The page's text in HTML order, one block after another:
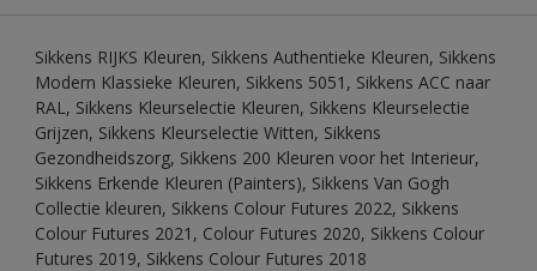
Sikkens RIJKS Kleuren, Sikkens Authentieke Kleuren, Sikkens
Modern Klassieke Kleuren, Sikkens 5051, Sikkens ACC naar
RAL, Sikkens Kleurselectie Kleuren, Sikkens Kleurselectie
Grijzen, Sikkens Kleurselectie Witten, Sikkens
Gezondheidszorg, Sikkens 200 Kleuren voor het Interieur,
Sikkens Erkende Kleuren (Painters), Sikkens Van Gogh
Collectie kleuren, Sikkens Colour Futures 2022, Sikkens
Colour Futures 2021, Colour Futures 2020, Sikkens Colour
Futures 2019, Sikkens Colour Futures 2018